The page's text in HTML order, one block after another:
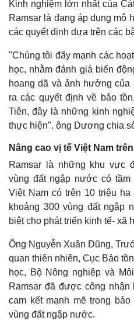
Kinh tế
Bất động sản
Khởi nghiệp
Kinh nghiệm lớn nhất của
Ramsar là đang áp dụng mô
các quyết định dựa trên các
"Chúng tôi đẩy mạnh các
học, nhằm đánh giá biến
hoang dã và ảnh hưởng
ra các quyết định về bảo
Tiên, đây là những kinh
thực hiện". ông Dương chia
Nâng cao vị tế Việt Nam
Ramsar là những khu vực
vùng đất ngập nước có
Việt Nam có trên 10 triệu
khoảng 300 vùng đất ngập
biệt cho phát triển kinh tế- xã
Ông Nguyễn Xuân Dũng,
quan thiên nhiên, Cục Bảo
học, Bộ Nông nghiệp và
Ramsar đã được công
cam kết mạnh mẽ trong
vùng đất ngập nước.